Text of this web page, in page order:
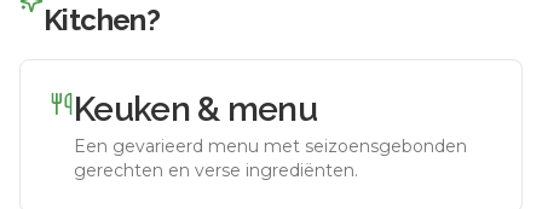
Kitchen?
Keuken & menu
Een gevarieerd menu met seizoensgebonden
gerechten en verse ingrediënten.